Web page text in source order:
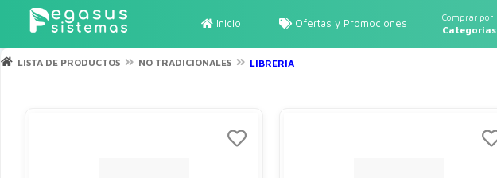
Inicio Ofertas y Promociones Comprar por
Categorias
LISTA DE PRODUCTOS NO TRADICIONALES LIBRERIA